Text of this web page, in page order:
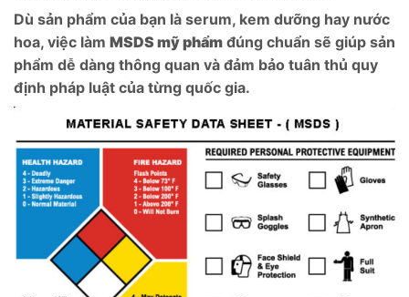
Dù sản phẩm của bạn là serum, kem dưỡng hay nước
hoa, việc làm MSDS mỹ phẩm đúng chuẩn sẽ giúp sản
phẩm dễ dàng thông quan và đảm bảo tuân thủ quy
định pháp luật của từng quốc gia.